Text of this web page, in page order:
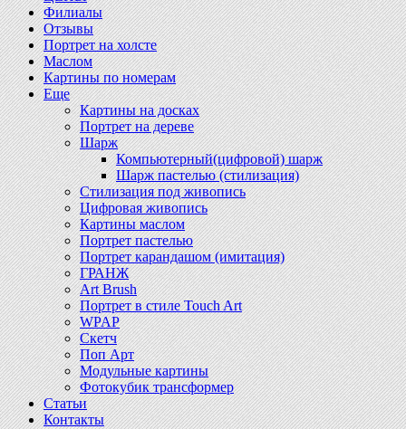
Филиалы
Отзывы
Портрет на холсте
Маслом
Картины по номерам
Еще
Картины на досках
Портрет на дереве
Шарж
Компьютерный(цифровой) шарж
Шарж пастелью (стилизация)
Стилизация под живопись
Цифровая живопись
Картины маслом
Портрет пастелью
Портрет карандашом (имитация)
ГРАНЖ
Art Brush
Портрет в стиле Touch Art
WPAP
Скетч
Поп Арт
Модульные картины
Фотокубик трансформер
Статьи
Контакты